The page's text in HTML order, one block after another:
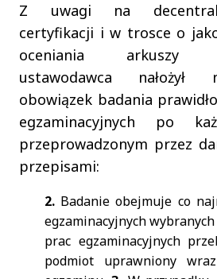
Z uwagi na
certyfikacji i w trosce o
oceniania arkuszy
ustawodawca nałożył
obowiązek badania
egzaminacyjnych po
przeprowadzonym przez
przepisami:
2. Badanie obejmuje co
egzaminacyjnych
prac egzaminacyjnych
podmiot uprawniony